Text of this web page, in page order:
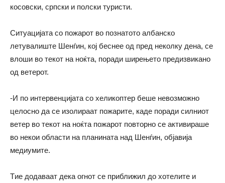
косовски, српски и полски туристи.
Ситуацијата со пожарот во познатото албанско
летувалиште Шенѓин, кој беснее од пред неколку дена, се
влоши во текот на ноќта, поради ширењето предизвикано
од ветерот.
-И по интервенцијата со хеликоптер беше невозможно
целосно да се изолираат пожарите, каде поради силниот
ветер во текот на ноќта пожарот повторно се активираше
во некои области на планината над Шенѓин, објавија
медиумите.
Tие додаваат дека огнот се приближил до хотелите и